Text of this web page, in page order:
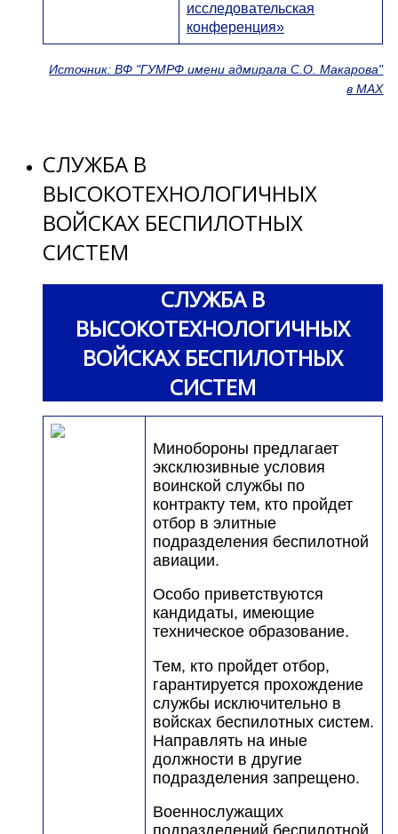
исследовательская
конференция»
Источник: ВФ "ГУМРФ имени адмирала С.О. Макарова"
в МАХ
СЛУЖБА В
ВЫСОКОТЕХНОЛОГИЧНЫХ
ВОЙСКАХ БЕСПИЛОТНЫХ
СИСТЕМ
СЛУЖБА В
ВЫСОКОТЕХНОЛОГИЧНЫХ
ВОЙСКАХ БЕСПИЛОТНЫХ
СИСТЕМ
Минобороны предлагает
эксклюзивные условия
воинской службы по
контракту тем, кто пройдет
отбор в элитные
подразделения беспилотной
авиации.
Особо приветствуются
кандидаты, имеющие
техническое образование.
Тем, кто пройдет отбор,
гарантируется прохождение
службы исключительно в
войсках беспилотных систем.
Направлять на иные
должности в другие
подразделения запрещено.
Военнослужащих